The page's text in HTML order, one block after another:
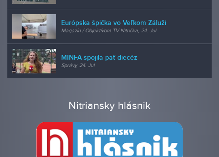
Európska špička vo Veľkom Záluží
Magazín / Objektívom TV Nitrička, 24. Jul
MINFA spojila päť diecéz
Správy, 24. Jul
Nitriansky hlásnik